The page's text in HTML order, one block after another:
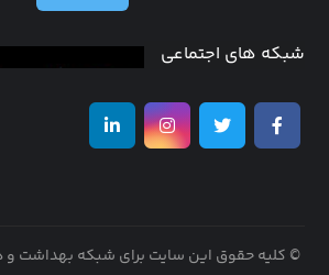
شبکه های اجتماعی
© کلیه حقوق این سایت برای شبکه بهداشت